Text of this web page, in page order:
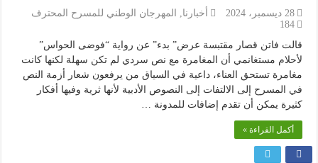
28 ديسمبر، 2024 أخبارنا,
المهرجان الوطني للمسرح المحترف
184
قالت فاتن قصار مقتبسة عرض” بدء” عن رواية “فوضى الحواس”
لأحلام مستغانمي أن المغامرة مع نص سردي لم تكن سهلة لكنها كانت
مغامرة تستحق العناء، داعية في السياق من يرفعون شعار أزمة النص
في المسرح إلى الالتفات إلى النصوص الأدبية لأنها ثرية وفيها أفكار
كثيرة يمكن أن تقدم إضافات للمدونة …
أكمل القراءة »